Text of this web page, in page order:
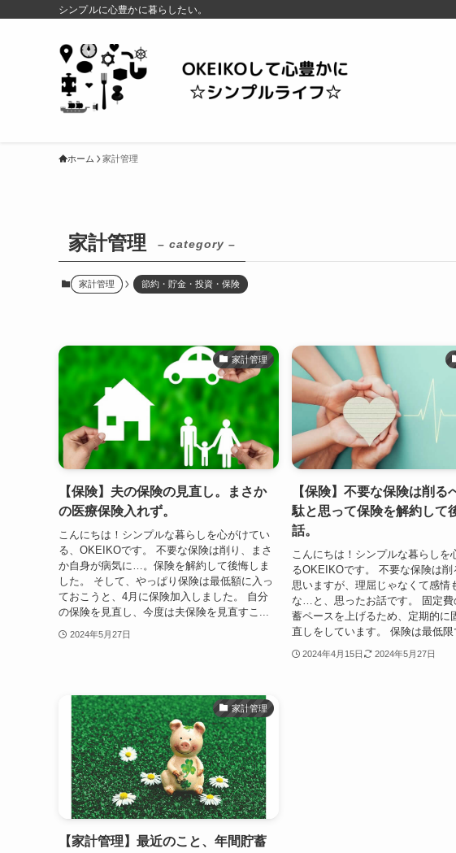
シンプルに心豊かに暮らしたい。
ホーム 家計管理
家計管理 – category –
家計管理 節約・貯金・投資・保険
家計管理
【保険】夫の保険の見直し。まさか
の医療保険入れず。
こんにちは！シンプルな暮らしを心がけてい
る、OKEIKOです。 不要な保険は削り、まさ
か自身が病気に…。保険を解約して後悔しま
した。 そして、やっぱり保険は最低額に入っ
ておこうと、4月に保険加入しました。 自分
の保険を見直し、今度は夫保険を見直すこ...
2024年5月27日
【保険】不要な保険は削る
駄と思って保険を解約して
話。
こんにちは！シンプルな暮らしを
るOKEIKOです。 不要な保険は削
思いますが、理屈じゃなくて感情
な…と、思ったお話です。 固定費
蓄ペースを上げるため、定期的に
直しをしています。 保険は最低限
2024年4月15日 2024年5月27日
家計管理
【家計管理】最近のこと、年間貯蓄